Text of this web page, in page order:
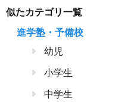
似たカテゴリ一覧
進学塾・予備校
幼児
小学生
中学生